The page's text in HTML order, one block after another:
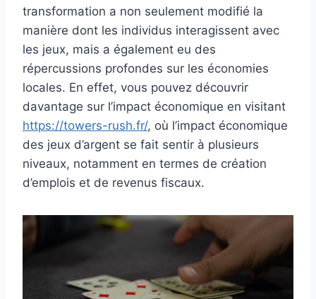
transformation a non seulement modifié la
manière dont les individus interagissent avec
les jeux, mais a également eu des
répercussions profondes sur les économies
locales. En effet, vous pouvez découvrir
davantage sur l’impact économique en visitant
https://towers-rush.fr/, où l’impact économique
des jeux d’argent se fait sentir à plusieurs
niveaux, notamment en termes de création
d’emplois et de revenus fiscaux.